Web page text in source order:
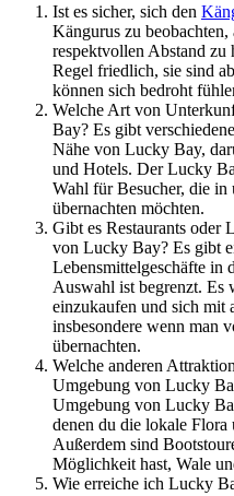
Ist es sicher, sich den
Kängurus zu
respektvollen Abstand zu
Regel friedlich, sie sind
können sich bedroht
Welche Art von
Bay? Es gibt
Nähe von Lucky Bay,
und Hotels. Der Lucky
Wahl für Besucher, die in
übernachten möchten.
Gibt es Restaurants oder
von Lucky Bay? Es gibt
Lebensmittelgeschäfte in
Auswahl ist begrenzt. Es
einzukaufen und sich mit
insbesondere wenn man
übernachten.
Welche anderen
Umgebung von Lucky
Umgebung von Lucky
denen du die lokale Flora
Außerdem sind
Möglichkeit hast, Wale
Wie erreiche ich Lucky